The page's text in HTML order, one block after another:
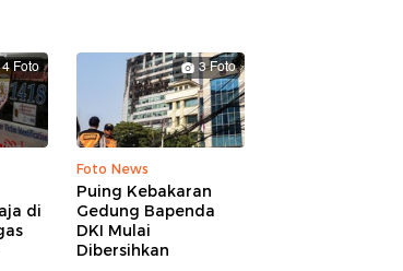
4 Foto
di
3 Foto
Foto News
Puing Kebakaran
Gedung Bapenda
DKI Mulai
Dibersihkan